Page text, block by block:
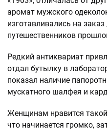
аромат мужского
изготавливались на
путешественников
Редкий антиквариат
отдал бутылку в
показал наличие
мускатного шалфея и
Женщинам нравится
что начинается громко,